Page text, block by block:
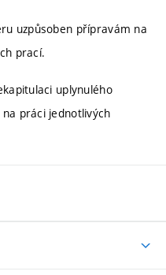
uzpůsoben přípravám na
prací.
uplynulého
práci jednotlivých